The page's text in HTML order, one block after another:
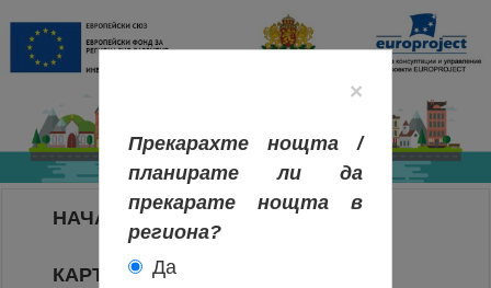
НАЧАЛО
КАРТА НА РЕГИОНИТЕ
×
Прекарахте нощта /
планирате ли да
прекарате нощта в
региона?
Да